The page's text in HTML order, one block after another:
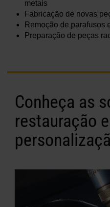
metais
Fabricação de novas
Remoção de parafusos
Preparação de peças
Conheça as
restauração e